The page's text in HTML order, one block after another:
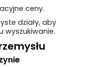
ceny.
działy, aby
wyszukiwanie.